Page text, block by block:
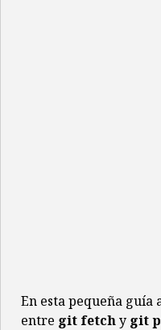
En esta pequeña guía
entre git fetchy git